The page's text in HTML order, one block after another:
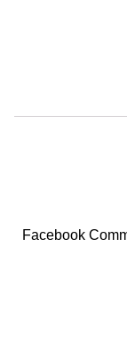
Facebook